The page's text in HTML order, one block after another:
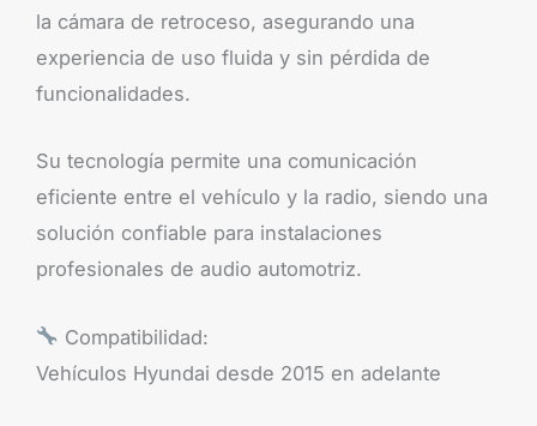
la cámara de retroceso, asegurando una
experiencia de uso fluida y sin pérdida de
funcionalidades.
Su tecnología permite una comunicación
eficiente entre el vehículo y la radio, siendo una
solución confiable para instalaciones
profesionales de audio automotriz.
Compatibilidad:
Vehículos Hyundai desde 2015 en adelante